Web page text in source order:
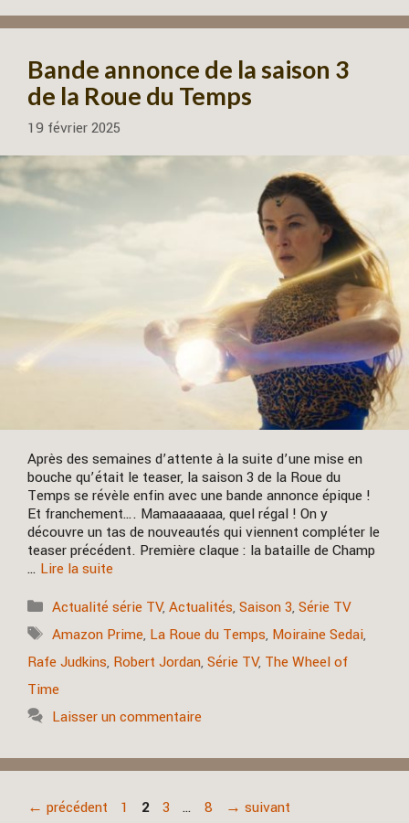
Bande annonce de la saison 3
de la Roue du Temps
19 février 2025
Après des semaines d’attente à la suite d’une mise en
bouche qu’était le teaser, la saison 3 de la Roue du
Temps se révèle enfin avec une bande annonce épique !
Et franchement…. Mamaaaaaaa, quel régal ! On y
découvre un tas de nouveautés qui viennent compléter le
teaser précédent. Première claque : la bataille de Champ
… Lire la suite
Catégories
Actualité série TV,Actualités,Saison 3,Série TV
Étiquettes
Amazon Prime, La Roue du Temps, Moiraine Sedai,
Rafe Judkins, Robert Jordan, Série TV, The Wheel of
Time
Laisser un commentaire
← précédent Page
1 Page
2 Page
3 … Page
8 → suivant